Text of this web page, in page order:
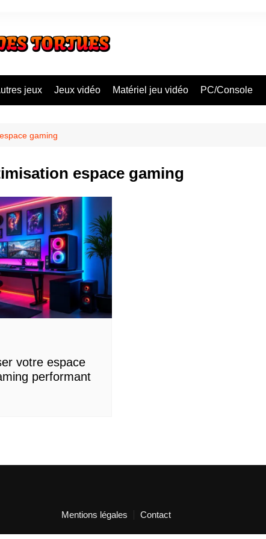
jeux Jeux vidéo Matériel jeu vidéo PC/Console
gaming
espace gaming
votre espace
performant
Mentions légales Contact